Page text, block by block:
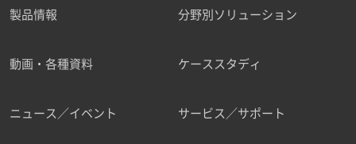
ご勤務先
職種
製品情報 分野別ソリューション
動画・各種資料 ケーススタディ
ニュース／イベント サービス／サポート